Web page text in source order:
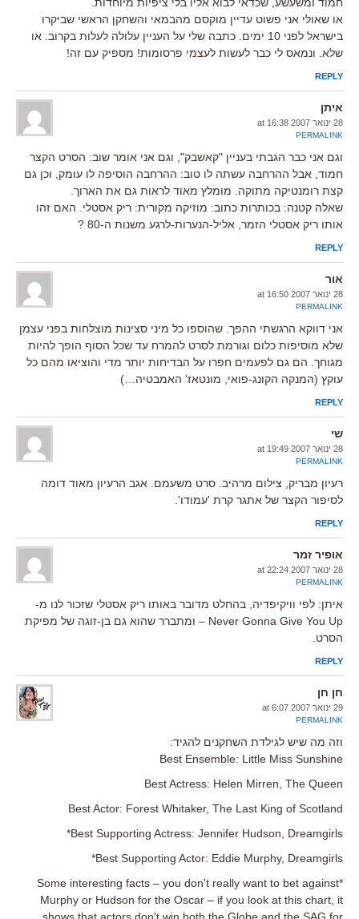
או שאולי אני פשוט עדיין מוקסם מהבמאי והשחקן הראשי שביקרו
בישראל לפני 10 ימים. כתבה שלי על העניין עלולה לעלות בקרוב. או
שלא. ונמאס לי כבר לעשות לעצמי פרסומות! מספיק עם זה!
REPLY
איתן
28 ינואר 2007 at 16:38
PERMALINK
וגם אני כבר הגבתי בעניין "קאשבק", וגם אני אומר שוב: הסרט הקצר
חמוד, אבל ההרחבה עשתה לו טוב: ההרחבה הוסיפה לו עומק, וכן גם
קצת רומנטיקה מתוקה. מומלץ מאוד לראות גם את הארוך.
שאלה קטנה: בכותרות כתוב: מוזיקה מקורית: ריק אסטלי. האם זהו
אותו ריק אסטלי הזמר, אליל-הנערות-לרגע משנות ה-80 ?
REPLY
אור
28 ינואר 2007 at 16:50
PERMALINK
אני דווקא הרגשתי ההפך. שהוספו כל מיני סצינות מוצלחות בפני עצמן
שלא מוסיפות כלום וגורמת לסרט להמרח עד שכל הסוף הופך להיות
מגוחך. הם גם לפעמים חפרו על הבדיחות יותר מדי והוציאו מהם כל
עוקץ (המנקה הקונג-פואי, מונטאז' האמבטיה…)
REPLY
שי
28 ינואר 2007 at 19:49
PERMALINK
רעיון מבריק, צילום מרהיב. סרט משעמם. אגב הרעיון מאוד דומה
לסיפור הקצר של אתגר קרת 'עמודו'.
REPLY
אופיר זמר
28 ינואר 2007 at 22:24
PERMALINK
איתן: לפי וויקיפדיה, בהחלט מדובר באותו ריק אסטלי שזכור לנו מ-
Never Gonna Give You Up – ומתברר שהוא גם בן-זוגה של מפיקת
הסרט.
REPLY
חן חן
29 ינואר 2007 at 6:07
PERMALINK
וזה מה שיש לגילדת השחקנים להגיד:
Best Ensemble: Little Miss Sunshine
Best Actress: Helen Mirren, The Queen
Best Actor: Forest Whitaker, The Last King of Scotland
Best Supporting Actress: Jennifer Hudson, Dreamgirls*
Best Supporting Actor: Eddie Murphy, Dreamgirls*
*Some interesting facts – you don't really want to bet against
Murphy or Hudson for the Oscar – if you look at this chart, it